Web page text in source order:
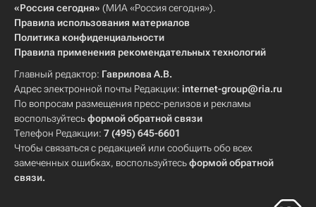
«Россия сегодня» (МИА «Россия сегодня»).
Правила использования материалов
Политика конфиденциальности
Правила применения рекомендательных технологий
Главный редактор: Гаврилова А.В.
Адрес электронной почты Редакции: internet-group@ria.ru
По вопросам размещения пресс-релизов и рекламы
воспользуйтесьформой обратной связи
Телефон Редакции: 7 (495) 645-6601
Чтобы связаться с редакцией или сообщить обо всех
замеченных ошибках, воспользуйтесьформой обратной
связи.